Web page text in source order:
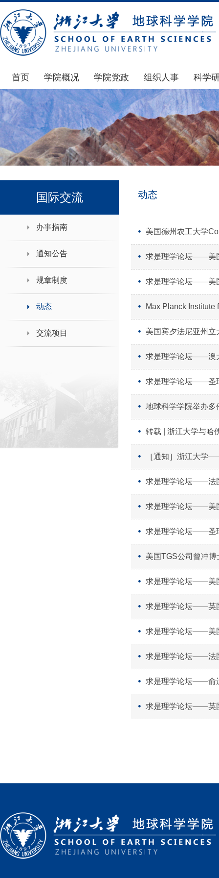
首页 学院概况
学院简介
发展简史
组织机构
师资力量
学院党政
通知公告
学院发文
党委会议纪要
党政联席会议纪要
组织人事
通知公告
博士后管理
人才招聘
年度考核
科学
国家
科研
通知
科研
国际交流
办事指南
通知公告
规章制度
动态
交流项目
动态
美国德州农工大学
求是理学论坛――美
求是理学论坛――美
Max Planck Institute
美国宾夕法尼亚州
求是理学论坛――澳
求是理学论坛――圣
地球科学学院举办多
转载 | 浙江大学与哈
［通知］浙江大学
求是理学论坛――法
求是理学论坛――美
求是理学论坛――圣
美国TGS公司曾冲
求是理学论坛――美
求是理学论坛――英
求是理学论坛――美
求是理学论坛――法
求是理学论坛――俞
求是理学论坛――英